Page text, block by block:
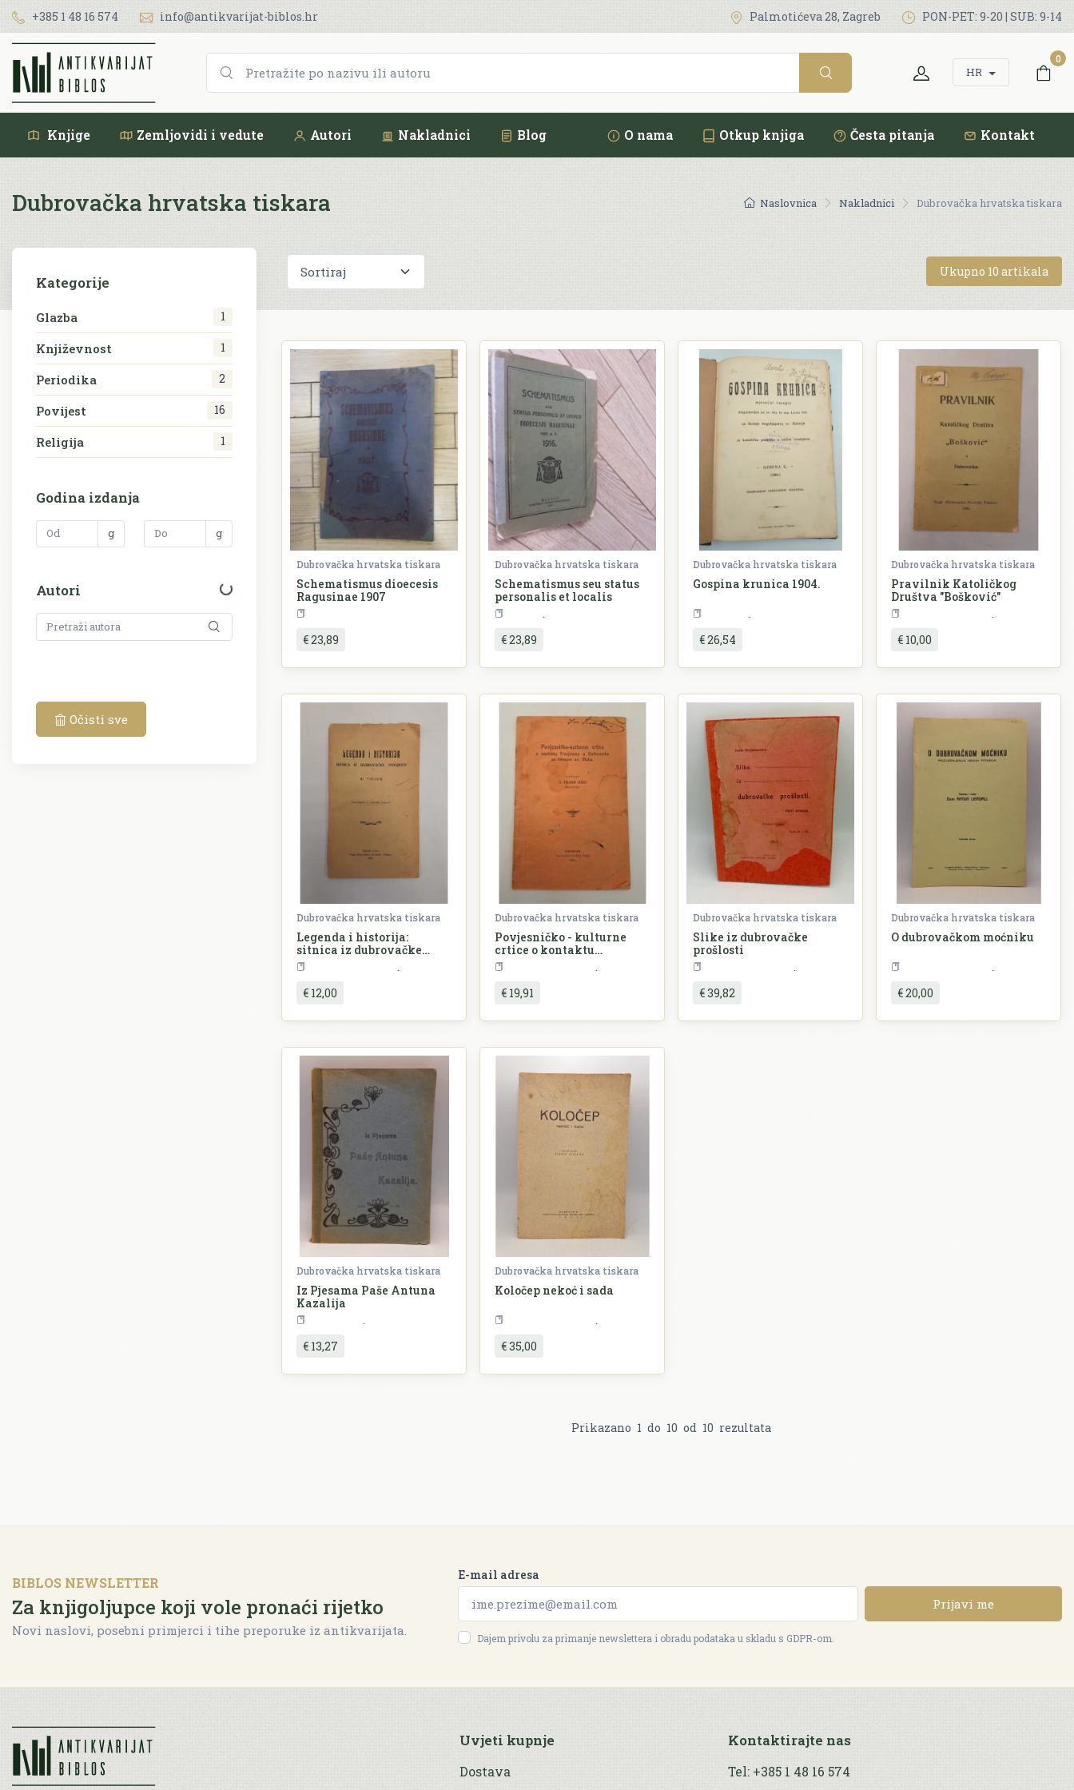
+385 1 48 16 574 info@antikvarijat-biblos.hr Palmotićeva 28, Zagreb PON-PET: 9-20 | SUB: 9-14
HR
0
Knjige Zemljovidi i vedute Autori Nakladnici Blog O nama Otkup knjiga Česta pitanja Kontakt
Naslovnica Nakladnici Dubrovačka hrvatska tiskara
Dubrovačka hrvatska tiskara
Kategorije
Glazba 1
Književnost 1
Periodika 2
Povijest 16
Religija 1
Godina izdanja
g g
Autori
Očisti sve
Ukupno 10 artikala
Dubrovačka hrvatska tiskara
Schematismus dioecesis
Ragusinae 1907
€ 23,89
Dubrovačka hrvatska tiskara
Schematismus seu status
personalis et localis
€ 23,89
Dubrovačka hrvatska tiskara
Gospina krunica 1904.
€ 26,54
Dubrovačka hrvatska tiskara
Pravilnik Katoličkog
Društva "Bošković"
€ 10,00
Dubrovačka hrvatska tiskara
Legenda i historija:
sitnica iz dubrovačke
povijesti
€ 12,00
Dubrovačka hrvatska tiskara
Povjesničko - kulturne
crtice o kontaktu
Franjevaca u Dubrovniku
sa imenom sv. Vlaha
€ 19,91
Dubrovačka hrvatska tiskara
Slike iz dubrovačke
prošlosti
€ 39,82
Dubrovačka hrvatska tiskara
O dubrovačkom moćniku
€ 20,00
Dubrovačka hrvatska tiskara
Iz Pjesama Paše Antuna
Kazalija
€ 13,27
Dubrovačka hrvatska tiskara
Koločep nekoć i sada
€ 35,00
Prikazano 1 do 10 od 10 rezultata
BIBLOS NEWSLETTER
Za knjigoljupce koji vole pronaći rijetko
Novi naslovi, posebni primjerci i tihe preporuke iz antikvarijata.
E-mail adresa
Prijavi me
Dajem privolu za primanje newslettera i obradu podataka u skladu s GDPR-om.
Uvjeti kupnje
Dostava
Kontaktirajte nas
Tel: +385 1 48 16 574